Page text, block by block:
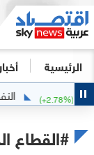
الرئيسية أخبار
(+2.78%)
#القطاع